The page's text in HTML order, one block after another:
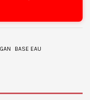
BASE EAU